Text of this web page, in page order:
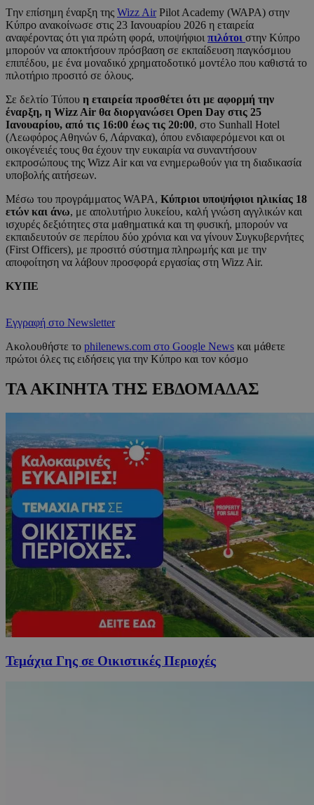
Tην επίσημη έναρξη της Wizz AirPilot Academy (WAPA) στην
Κύπρο ανακοίνωσε στις 23 Ιανουαρίου 2026 η εταιρεία
αναφέροντας ότι για πρώτη φορά, υποψήφιοι πιλότοι στην Κύπρο
μπορούν να αποκτήσουν πρόσβαση σε εκπαίδευση παγκόσμιου
επιπέδου, με ένα μοναδικό χρηματοδοτικό μοντέλο που καθιστά το
πιλοτήριο προσιτό σε όλους.
Σε δελτίο Τύπου η εταιρεία προσθέτει ότι με αφορμή την
έναρξη, η Wizz Air θα διοργανώσει Open Day στις 25
Ιανουαρίου, από τις 16:00 έως τις 20:00, στο Sunhall Hotel
(Λεωφόρος Αθηνών 6, Λάρνακα), όπου ενδιαφερόμενοι και οι
οικογένειές τους θα έχουν την ευκαιρία να συναντήσουν
εκπροσώπους της Wizz Air και να ενημερωθούν για τη διαδικασία
υποβολής αιτήσεων.
Μέσω του προγράμματος WAPA, Κύπριοι υποψήφιοι ηλικίας 18
ετών και άνω, με απολυτήριο λυκείου, καλή γνώση αγγλικών και
ισχυρές δεξιότητες στα μαθηματικά και τη φυσική, μπορούν να
εκπαιδευτούν σε περίπου δύο χρόνια και να γίνουν Συγκυβερνήτες
(First Officers), με προσιτό σύστημα πληρωμής και με την
αποφοίτηση να λάβουν προσφορά εργασίας στη Wizz Air.
ΚΥΠΕ
Εγγραφή στο Newsletter
Ακολουθήστε το philenews.com στο Google News και μάθετε
πρώτοι όλες τις ειδήσεις για την Κύπρο και τον κόσμο
ΤΑ ΑΚΙΝΗΤΑ ΤΗΣ ΕΒΔΟΜΑΔΑΣ
Τεμάχια Γης σε Οικιστικές Περιοχές